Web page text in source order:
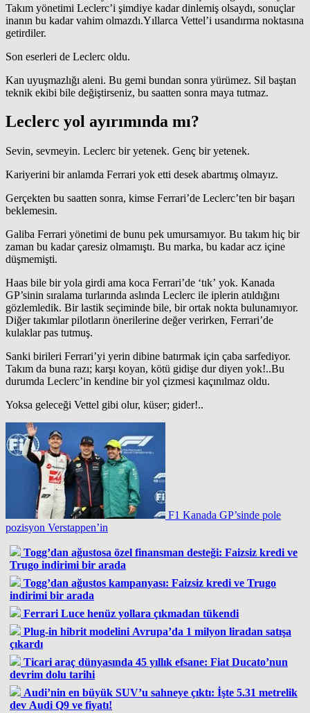
Takım yönetimi Leclerc’i şimdiye kadar dinlemiş olsaydı, sonuçlar
inanın bu kadar vahim olmazdı.Yıllarca Vettel’i usandırma noktasına
getirdiler.
Son eserleri de Leclerc oldu.
Kan uyuşmazlığı aleni. Bu gemi bundan sonra yürümez. Sil baştan
teknik ekibi bile değiştirseniz, bu saatten sonra maya tutmaz.
Leclerc yol ayırımında mı?
Sevin, sevmeyin. Leclerc bir yetenek. Genç bir yetenek.
Kariyerini bir anlamda Ferrari yok etti desek abartmış olmayız.
Gerçekten bu saatten sonra, kimse Ferrari’de Leclerc’ten bir başarı
beklemesin.
Galiba Ferrari yönetimi de bunu pek umursamıyor. Bu takım hiç bir
zaman bu kadar çaresiz olmamıştı. Bu marka, bu kadar acz içine
düşmemişti.
Haas bile bir yola girdi ama koca Ferrari’de ‘tık’ yok. Kanada
GP’sinin sıralama turlarında aslında Leclerc ile iplerin atıldığını
gözlemledik. Bir lastik seçiminde bile, bir ortak nokta bulunamıyor.
Diğer takımlar pilotların önerilerine değer verirken, Ferrari’de
kulaklar pas tutmuş.
Sanki birileri Ferrari’yi yerin dibine batırmak için çaba sarfediyor.
Takım da buna razı; karşı koyan, kötü gidişe dur diyen yok!..Bu
durumda Leclerc’in kendine bir yol çizmesi kaçınılmaz oldu.
Yoksa geleceği Vettel gibi olur, küser; gider!..
F1 Kanada GP’sinde pole
pozisyon Verstappen’in
Togg’dan ağustosa özel finansman desteği: Faizsiz kredi ve
Trugo indirimi bir arada
Togg’dan ağustos kampanyası: Faizsiz kredi ve Trugo
indirimi bir arada
Ferrari Luce henüz yollara çıkmadan tükendi
Plug-in hibrit modelini Avrupa’da 1 milyon liradan satışa
çıkardı
Ticari araç dünyasında 45 yıllık efsane: Fiat Ducato’nun
devrim dolu tarihi
Audi’nin en büyük SUV’u sahneye çıktı: İşte 5.31 metrelik
dev Audi Q9 ve fiyatı!